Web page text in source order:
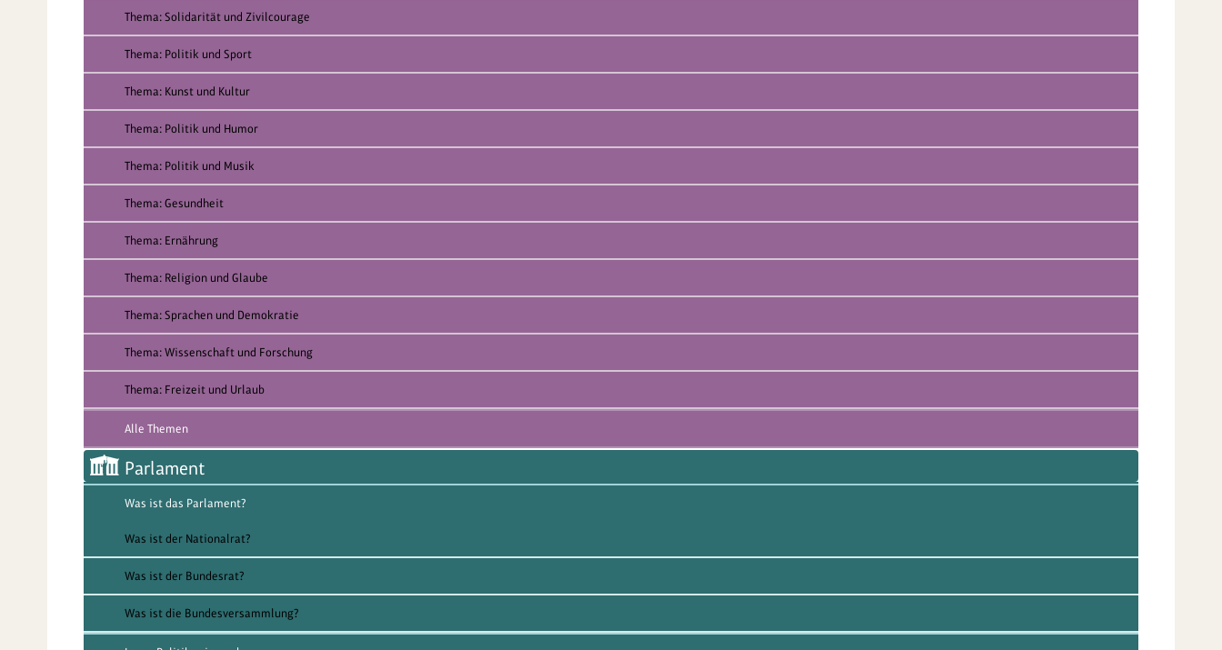
Thema: Solidarität und Zivilcourage
Thema: Politik und Sport
Thema: Kunst und Kultur
Thema: Politik und Humor
Thema: Politik und Musik
Thema: Gesundheit
Thema: Ernährung
Thema: Religion und Glaube
Thema: Sprachen und Demokratie
Thema: Wissenschaft und Forschung
Thema: Freizeit und Urlaub
Alle Themen
Parlament
Was ist das Parlament?
Was ist der Nationalrat?
Was ist der Bundesrat?
Was ist die Bundesversammlung?